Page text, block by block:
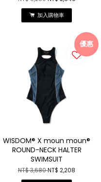
加入購物車
優惠
WISDOM® X moun moun®
ROUND-NECK HALTER
SWIMSUIT
NT$ 3,680NT$ 2,208